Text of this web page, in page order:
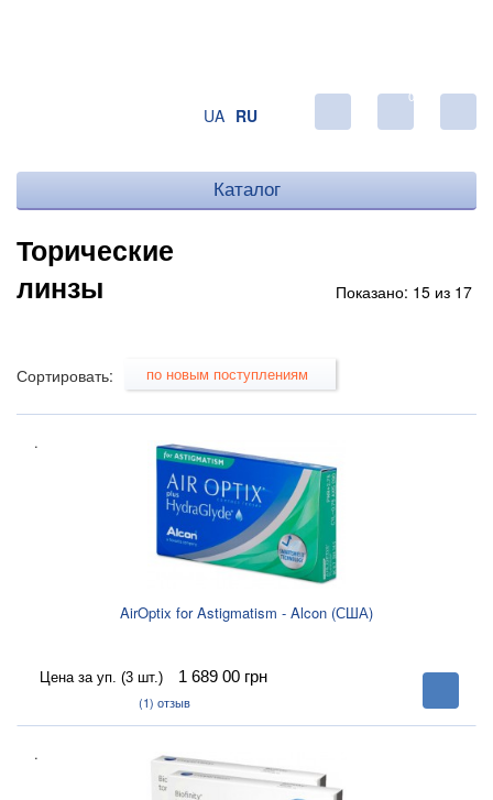
UA RU
0
Каталог
Торические
линзы
Показано: 15 из 17
Сортировать: по новым поступлениям
.
AirOptix for Astigmatism - Alcon (США)
Цена за уп. (3 шт.) 1 689 00 грн
(1) отзыв
В
корзину
.